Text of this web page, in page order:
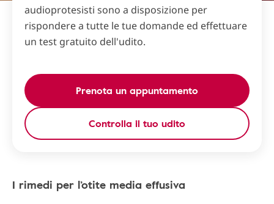
audioprotesisti sono a disposizione per
rispondere a tutte le tue domande ed effettuare
un test gratuito dell'udito.
Prenota un appuntamento
Controlla il tuo udito
I rimedi per l’otite media effusiva